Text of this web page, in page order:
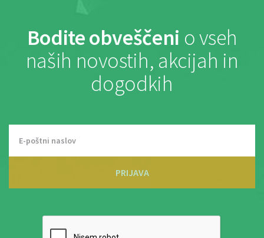
Bodite obveščeni o vseh
naših novostih, akcijah in
dogodkih
PRIJAVA